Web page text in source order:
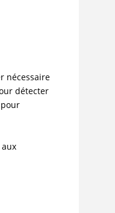
nécessaire
détecter